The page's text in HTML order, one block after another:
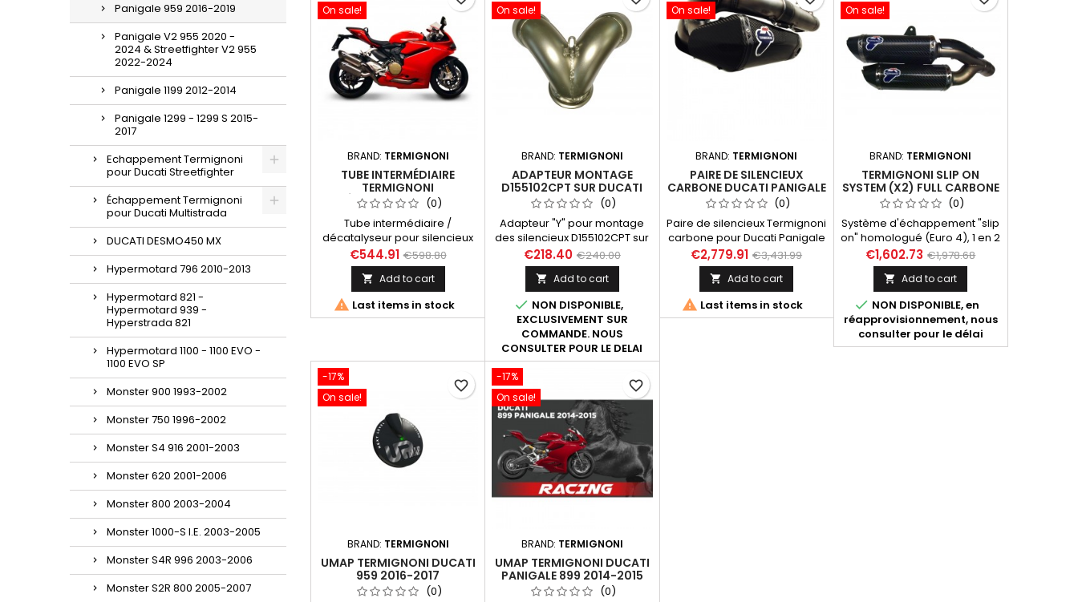
Panigale 959 2016-2019
Panigale V2 955 2020 -
2024 & Streetfighter V2 955
2022-2024
Panigale 1199 2012-2014
Panigale 1299 - 1299 S 2015-
2017
Echappement Termignoni
pour Ducati Streetfighter
Échappement Termignoni
pour Ducati Multistrada
DUCATI DESMO450 MX
Hypermotard 796 2010-2013
Hypermotard 821 -
Hypermotard 939 -
Hyperstrada 821
Hypermotard 1100 - 1100 EVO -
1100 EVO SP
Monster 900 1993-2002
Monster 750 1996-2002
Monster S4 916 2001-2003
Monster 620 2001-2006
Monster 800 2003-2004
Monster 1000-S I.E. 2003-2005
Monster S4R 996 2003-2006
Monster S2R 800 2005-2007
On sale!
BRAND: TERMIGNONI
TUBE INTERMÉDIAIRE
TERMIGNONI
(DÉCATALYSEUR) POUR
SILENCIEUX TERMIGNONI DE
DUCATI 959 PANIGALE (16-
17)
(0)
Tube intermédiaire /
décatalyseur pour silencieux
Termignoni pour Ducati 959
PANIGALE 2016-2017
€544.91 €598.80
 Add to cart
 Last items in stock
On sale!
BRAND: TERMIGNONI
ADAPTEUR MONTAGE
D155102CPT SUR DUCATI
PANIGALE 959
(0)
Adapteur "Y" pour montage
des silencieux D155102CPT sur
Ducati 959 (16-18).
€218.40 €240.00
 Add to cart
 NON DISPONIBLE,
EXCLUSIVEMENT SUR
COMMANDE. NOUS
CONSULTER POUR LE DELAI
On sale!
BRAND: TERMIGNONI
PAIRE DE SILENCIEUX
CARBONE DUCATI PANIGALE
899 1199 ET 1299
(0)
Paire de silencieux Termignoni
carbone pour Ducati Panigale
1199, 899, 1299 et 959(*)
années 2012 à 2017.
€2,779.91 €3,431.99
 Add to cart
 Last items in stock
On sale!
BRAND: TERMIGNONI
TERMIGNONI SLIP ON
SYSTEM (X2) FULL CARBONE
POUR DUCATI PANIGALE 959
(16-18)
(0)
Système d'échappement "slip
on" homologué (Euro 4), 1 en 2
silencieux, design FORCE avec
tubulure et structure en titane,
finition carbone et embouts
de silencieux carbone. Livré
avec protection anti-chaleur
carbone. Il existe, en option, le
tube intermédiaire qui permet
€1,602.73 €1,978.68
 Add to cart
 NON DISPONIBLE, en
réapprovisionnement, nous
consulter pour le délai
-17%
On sale!
BRAND: TERMIGNONI
UMAP TERMIGNONI DUCATI
959 2016-2017
(0)
favorite_border
-17%
On sale!
BRAND: TERMIGNONI
UMAP TERMIGNONI DUCATI
PANIGALE 899 2014-2015
(0)
favorite_border